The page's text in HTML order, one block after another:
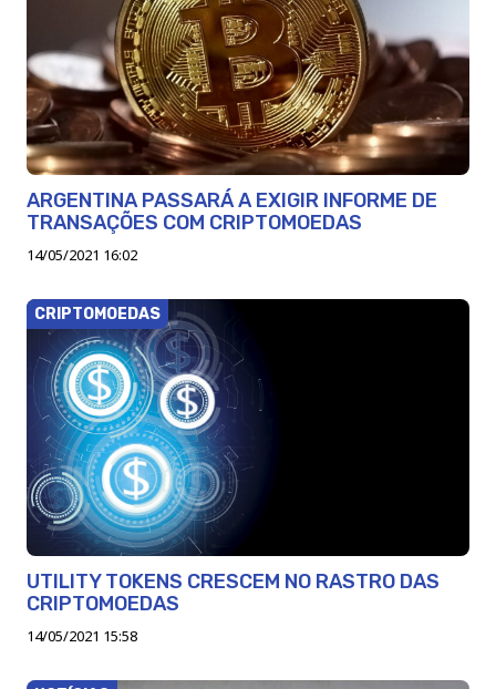
ARGENTINA PASSARÁ A EXIGIR INFORME DE
TRANSAÇÕES COM CRIPTOMOEDAS
14/05/2021 16:02
CRIPTOMOEDAS
UTILITY TOKENS CRESCEM NO RASTRO DAS
CRIPTOMOEDAS
14/05/2021 15:58